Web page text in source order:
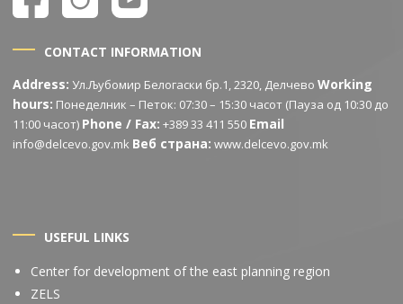
CONTACT INFORMATION
Address: Ул.Љубомир Белогаски бр.1, 2320, ДелчевоWorking
hours: Понеделник – Петок: 07:30 – 15:30 часот (Пауза од 10:30 до
11:00 часот) Phone / Fax: +389 33 411 550 Email
info@delcevo.gov.mk Веб страна: www.delcevo.gov.mk
USEFUL LINKS
Center for development of the east planning region
ZELS